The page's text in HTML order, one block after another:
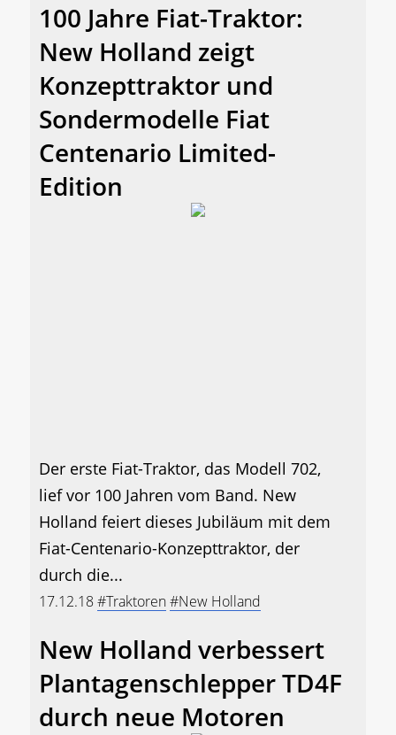
100 Jahre Fiat-Traktor:
New Holland zeigt
Konzepttraktor und
Sondermodelle Fiat
Centenario Limited-
Edition
Der erste Fiat-Traktor, das Modell 702,
lief vor 100 Jahren vom Band. New
Holland feiert dieses Jubiläum mit dem
Fiat-Centenario-Konzepttraktor, der
durch die...
17.12.18#Traktoren#New Holland
New Holland verbessert
Plantagenschlepper TD4F
durch neue Motoren